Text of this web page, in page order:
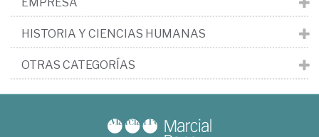
HISTORIA Y CIENCIAS HUMANAS
OTRAS CATEGORÍAS